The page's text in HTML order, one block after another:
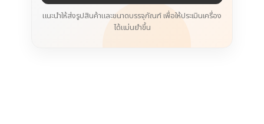
แนะนำให้ส่งรูปสินค้าและขนาดบรรจุภัณฑ์ เพื่อให้ประเมินเครื่อง
ได้แม่นยำขึ้น